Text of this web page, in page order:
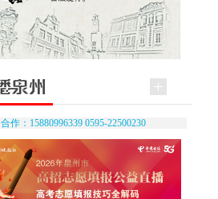
合作：15880996339 0595-22500230